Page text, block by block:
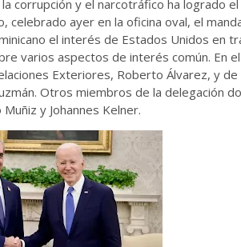
corrupción y el narcotráfico ha logrado
celebrado ayer en la oficina oval, el
el interés de Estados Unidos en
varios aspectos de interés común. En
Exteriores, Roberto Álvarez, y de
Otros miembros de la delegación
y Johannes Kelner.